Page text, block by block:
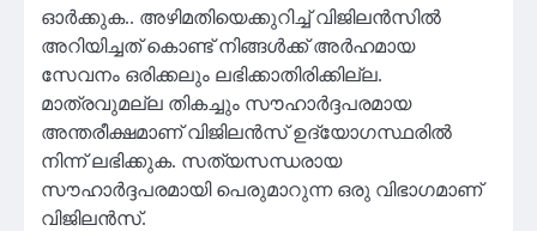
ഓർക്കുക.. അഴിമതിയെക്കുറിച്ച് വിജിലൻസിൽ
അറിയിച്ചത് കൊണ്ട് നിങ്ങൾക്ക് അർഹമായ
സേവനം ഒരിക്കലും ലഭിക്കാതിരിക്കില്ല.
മാത്രവുമല്ല തികച്ചും സൗഹാർദ്ദപരമായ
അന്തരീക്ഷമാണ് വിജിലൻസ് ഉദ്യോഗസ്ഥരിൽ
നിന്ന് ലഭിക്കുക. സത്യസന്ധരായ
സൗഹാർദ്ദപരമായി പെരുമാറുന്ന ഒരു വിഭാഗമാണ്
വിജിലൻസ്.